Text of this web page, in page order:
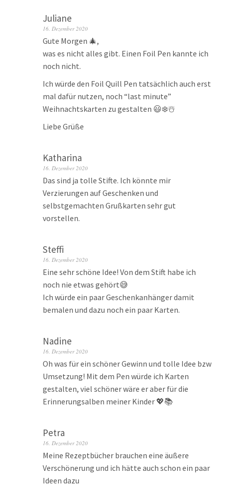
Juliane
16. Dezember 2020
Gute Morgen 🎄,
was es nicht alles gibt. Einen Foil Pen kannte ich
noch nicht.
Ich würde den Foil Quill Pen tatsächlich auch erst
mal dafür nutzen, noch “last minute”
Weihnachtskarten zu gestalten 😃❄️☃️
Liebe Grüße
Katharina
16. Dezember 2020
Das sind ja tolle Stifte. Ich könnte mir
Verzierungen auf Geschenken und
selbstgemachten Grußkarten sehr gut
vorstellen.
Steffi
16. Dezember 2020
Eine sehr schöne Idee! Von dem Stift habe ich
noch nie etwas gehört😅
Ich würde ein paar Geschenkanhänger damit
bemalen und dazu noch ein paar Karten.
Nadine
16. Dezember 2020
Oh was für ein schöner Gewinn und tolle Idee bzw
Umsetzung! Mit dem Pen würde ich Karten
gestalten, viel schöner wäre er aber für die
Erinnerungsalben meiner Kinder 💖📚
Petra
16. Dezember 2020
Meine Rezeptbücher brauchen eine äußere
Verschönerung und ich hätte auch schon ein paar
Ideen dazu